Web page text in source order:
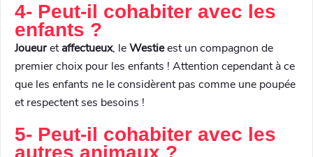
4- Peut-il cohabiter avec les
enfants ?
Joueuretaffectueux, leWestieest un compagnon de
premier choix pour les enfants ! Attention cependant à ce
que les enfants ne le considèrent pas comme une poupée
et respectent ses besoins !
5- Peut-il cohabiter avec les